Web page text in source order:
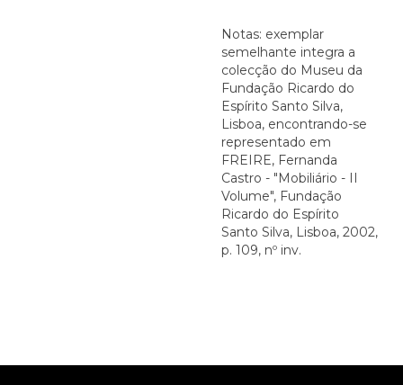
Notas: exemplar
semelhante integra a
colecção do Museu da
Fundação Ricardo do
Espírito Santo Silva,
Lisboa, encontrando-se
representado em
FREIRE, Fernanda
Castro - "Mobiliário - II
Volume", Fundação
Ricardo do Espírito
Santo Silva, Lisboa, 2002,
p. 109, nº inv.